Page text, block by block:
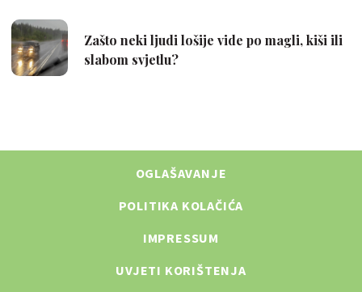
OGLAŠAVANJE
POLITIKA KOLAČIĆA
IMPRESSUM
UVJETI KORIŠTENJA